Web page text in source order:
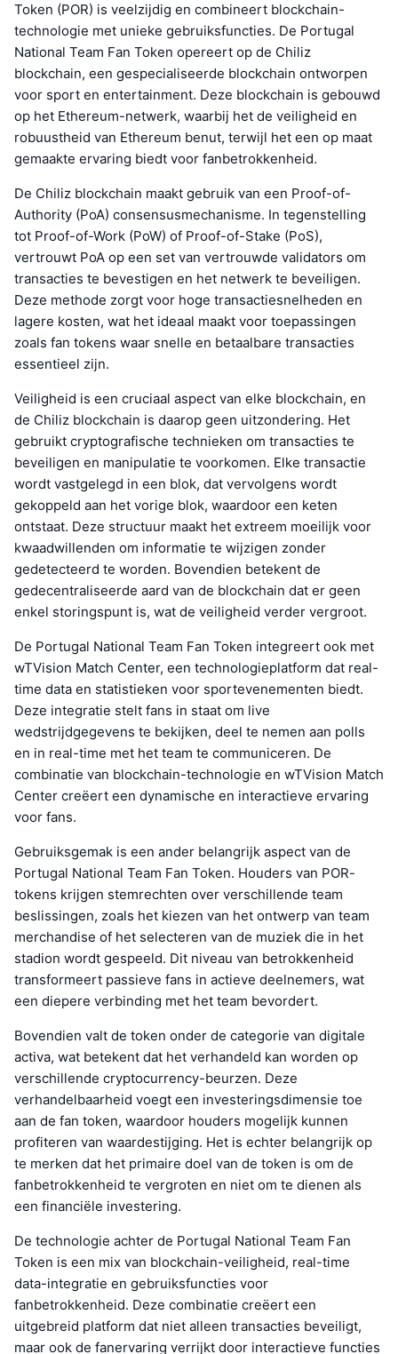
Token (POR) is veelzijdig en combineert blockchain-
technologie met unieke gebruiksfuncties. De Portugal
National Team Fan Token opereert op de Chiliz
blockchain, een gespecialiseerde blockchain ontworpen
voor sport en entertainment. Deze blockchain is gebouwd
op het Ethereum-netwerk, waarbij het de veiligheid en
robuustheid van Ethereum benut, terwijl het een op maat
gemaakte ervaring biedt voor fanbetrokkenheid.
De Chiliz blockchain maakt gebruik van een Proof-of-
Authority (PoA) consensusmechanisme. In tegenstelling
tot Proof-of-Work (PoW) of Proof-of-Stake (PoS),
vertrouwt PoA op een set van vertrouwde validators om
transacties te bevestigen en het netwerk te beveiligen.
Deze methode zorgt voor hoge transactiesnelheden en
lagere kosten, wat het ideaal maakt voor toepassingen
zoals fan tokens waar snelle en betaalbare transacties
essentieel zijn.
Veiligheid is een cruciaal aspect van elke blockchain, en
de Chiliz blockchain is daarop geen uitzondering. Het
gebruikt cryptografische technieken om transacties te
beveiligen en manipulatie te voorkomen. Elke transactie
wordt vastgelegd in een blok, dat vervolgens wordt
gekoppeld aan het vorige blok, waardoor een keten
ontstaat. Deze structuur maakt het extreem moeilijk voor
kwaadwillenden om informatie te wijzigen zonder
gedetecteerd te worden. Bovendien betekent de
gedecentraliseerde aard van de blockchain dat er geen
enkel storingspunt is, wat de veiligheid verder vergroot.
De Portugal National Team Fan Token integreert ook met
wTVision Match Center, een technologieplatform dat real-
time data en statistieken voor sportevenementen biedt.
Deze integratie stelt fans in staat om live
wedstrijdgegevens te bekijken, deel te nemen aan polls
en in real-time met het team te communiceren. De
combinatie van blockchain-technologie en wTVision Match
Center creëert een dynamische en interactieve ervaring
voor fans.
Gebruiksgemak is een ander belangrijk aspect van de
Portugal National Team Fan Token. Houders van POR-
tokens krijgen stemrechten over verschillende team
beslissingen, zoals het kiezen van het ontwerp van team
merchandise of het selecteren van de muziek die in het
stadion wordt gespeeld. Dit niveau van betrokkenheid
transformeert passieve fans in actieve deelnemers, wat
een diepere verbinding met het team bevordert.
Bovendien valt de token onder de categorie van digitale
activa, wat betekent dat het verhandeld kan worden op
verschillende cryptocurrency-beurzen. Deze
verhandelbaarheid voegt een investeringsdimensie toe
aan de fan token, waardoor houders mogelijk kunnen
profiteren van waardestijging. Het is echter belangrijk op
te merken dat het primaire doel van de token is om de
fanbetrokkenheid te vergroten en niet om te dienen als
een financiële investering.
De technologie achter de Portugal National Team Fan
Token is een mix van blockchain-veiligheid, real-time
data-integratie en gebruiksfuncties voor
fanbetrokkenheid. Deze combinatie creëert een
uitgebreid platform dat niet alleen transacties beveiligt,
maar ook de fanervaring verrijkt door interactieve functies